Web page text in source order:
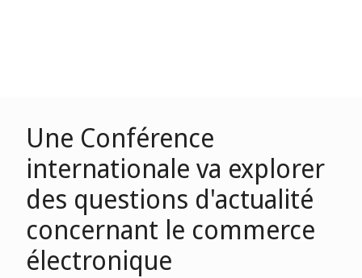
Une Conférence
internationale va explorer
des questions d'actualité
concernant le commerce
électronique